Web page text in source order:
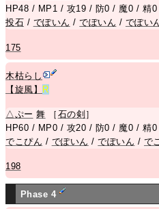
HP48 / MP1 / 攻19 / 防0 / 魔0 / 精
投石 / でぽいん /でぽいん / でぽい
175
木枯らし
【旋風】
R
△ぷー 舞 ［ 石の剣 ］
HP60 / MP0 / 攻20 / 防0 / 魔0 / 精
でこぴん / でぽいん /でぽいん / で
198
Phase 4